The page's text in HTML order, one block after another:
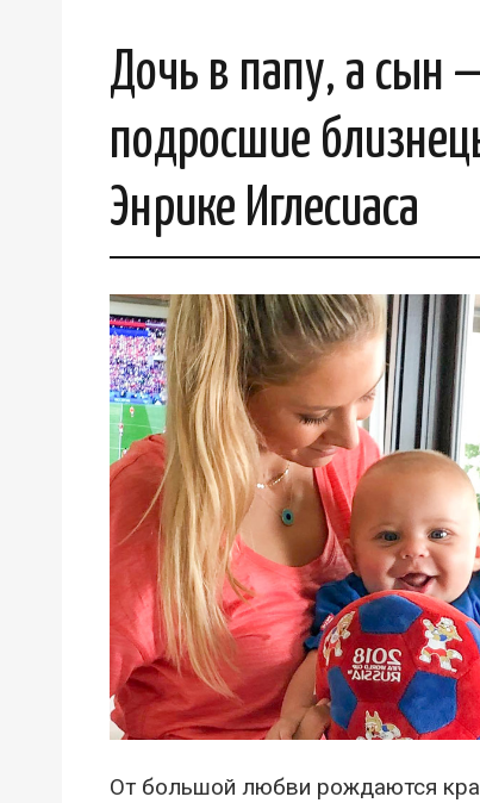
Дочь в папу, а сын
подросшие
Энрике Иглесиаса
От большой любви рождаются